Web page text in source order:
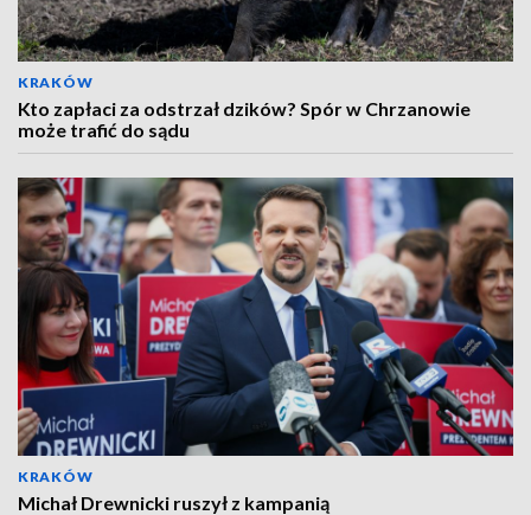
KRAKÓW
Kto zapłaci za odstrzał dzików? Spór w Chrzanowie
może trafić do sądu
KRAKÓW
Michał Drewnicki ruszył z kampanią